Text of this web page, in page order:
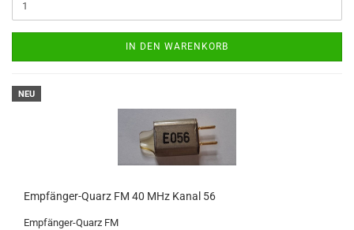
IN DEN WARENKORB
NEU
Empfänger-Quarz FM 40 MHz Kanal 56
Empfänger-Quarz FM